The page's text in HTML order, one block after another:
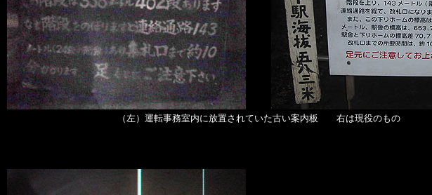
（左）運転事務室内に放置されていた古い案内板 右は現役のもの